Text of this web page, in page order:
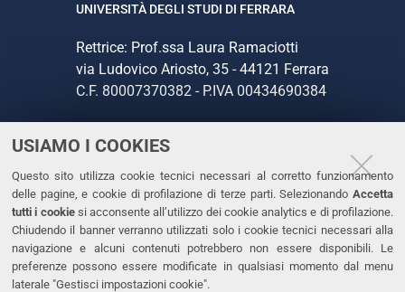
USIAMO I COOKIES
Questo sito utilizza cookie tecnici necessari al corretto funzionamento
delle pagine, e cookie di profilazione di terze parti. Selezionando Accetta
tutti i cookiesi acconsente all’utilizzo dei cookie analytics e di profilazione.
Chiudendo il banner verranno utilizzati solo i cookie tecnici necessari alla
navigazione e alcuni contenuti potrebbero non essere disponibili. Le
preferenze possono essere modificate in qualsiasi momento dal menu
laterale "Gestisci impostazioni cookie".
UNIVERSITÀ DEGLI STUDI DI FERRARA
Rettrice: Prof.ssa Laura Ramaciotti
via Ludovico Ariosto, 35 - 44121 Ferrara
C.F. 80007370382 - P.IVA 00434690384
CONTATTI
Tel. +39 0532 293111
Fax. +39 0532 293031
PEC
LINKS